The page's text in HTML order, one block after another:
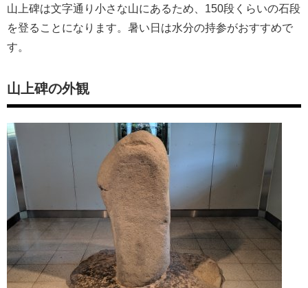
山上碑は文字通り小さな山にあるため、150段くらいの石段
を登ることになります。暑い日は水分の持参がおすすめで
す。
山上碑の外観